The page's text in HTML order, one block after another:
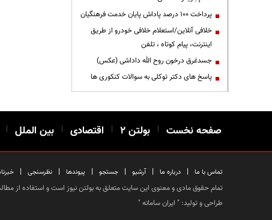
پرداخت ۱۰۰ درصد پاداش پایان خدمت فرهنگیان
خلافی آنلاین/استعلام خلافی خودرو از طریق
اینترنت، پیام کوتاه ، تلفن
جسدغرق درخون روح الله داداشی (عکس)
پاسخ های دکتر توکلی به سوالات کنکوری ها
صفحه نخست | بولتن ۲ | اقتصادی | بین الملل |
تماس با ما | درباره ما | آرشیو | جستجو | پیوندها | نظرسنجی |
تمام حقوق مادی و معنوی این سایت متعلق به بولتن نیوز است و استفاده از
طراحی و تولید: " ایران سامانه"